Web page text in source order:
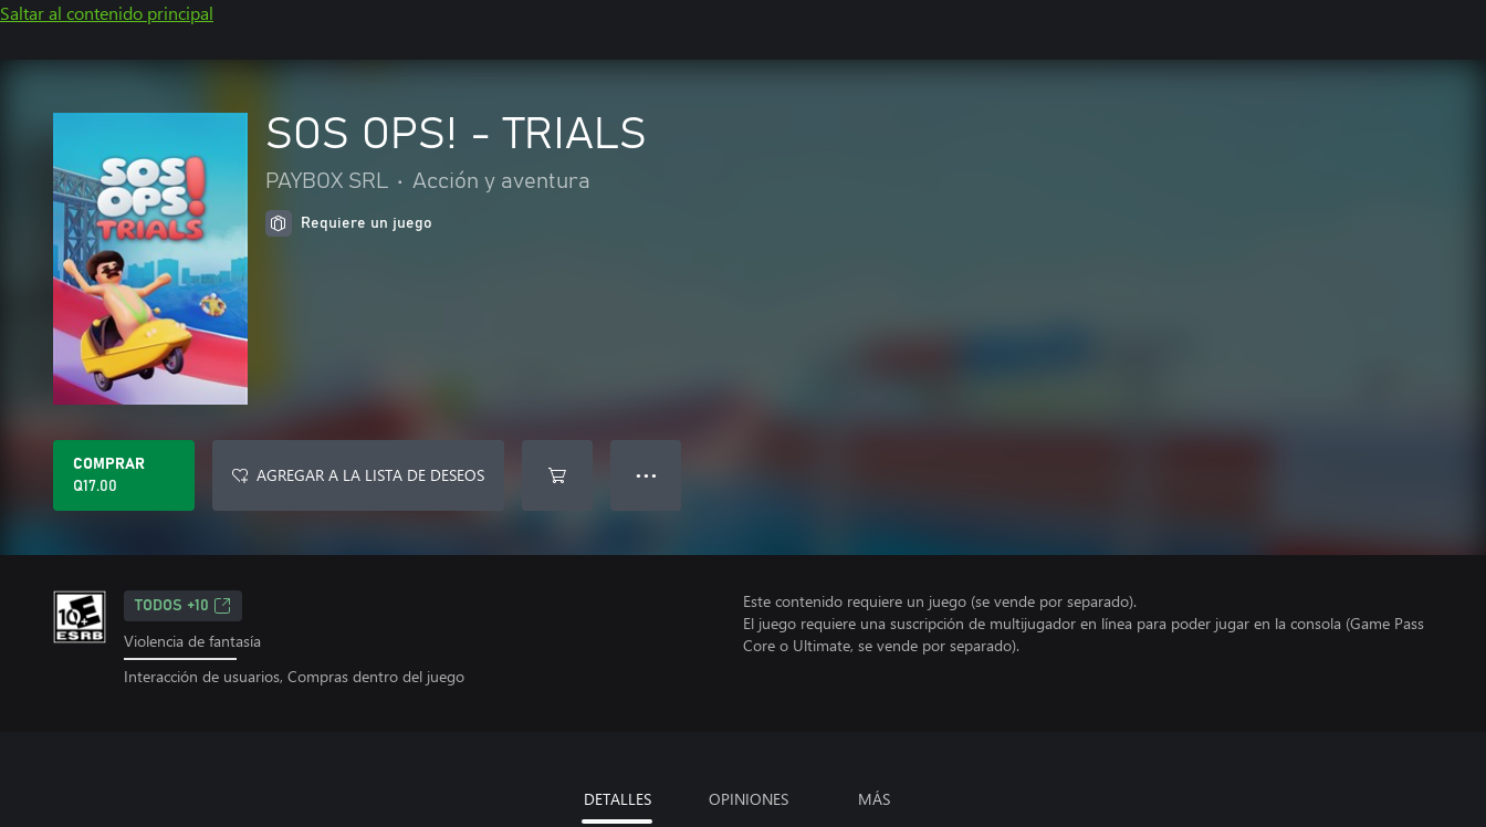
Saltar al contenido principal
SOS OPS! - TRIALS
PAYBOX SRL • Acción y aventura
Requiere un juego
COMPRAR
Q17.00
AGREGAR A LA LISTA DE DESEOS ● ● ●
TODOS +10
Violencia de fantasía
Interacción de usuarios, Compras dentro del juego
Este contenido requiere un juego (se vende por separado).
El juego requiere una suscripción de multijugador en línea para poder jugar en la consola (Game Pass
Core o Ultimate, se vende por separado).
DETALLES OPINIONES MÁS